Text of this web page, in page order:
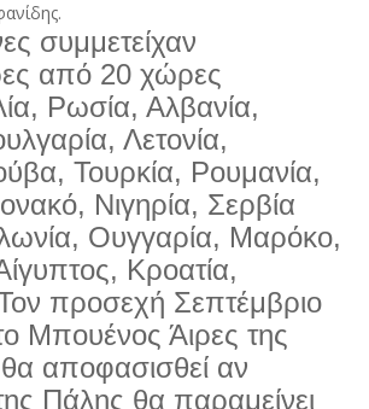
συμμετείχαν
από 20 χώρες
Ρωσία, Αλβανία,
Λετονία,
Τουρκία, Ρουμανία,
Νιγηρία, Σερβία
Ουγγαρία, Μαρόκο,
Κροατία,
προσεχή Σεπτέμβριο
Μπουένος Άιρες της
αποφασισθεί αν
Πάλης θα παραμείνει